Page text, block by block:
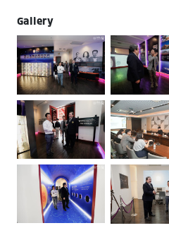
Gallery